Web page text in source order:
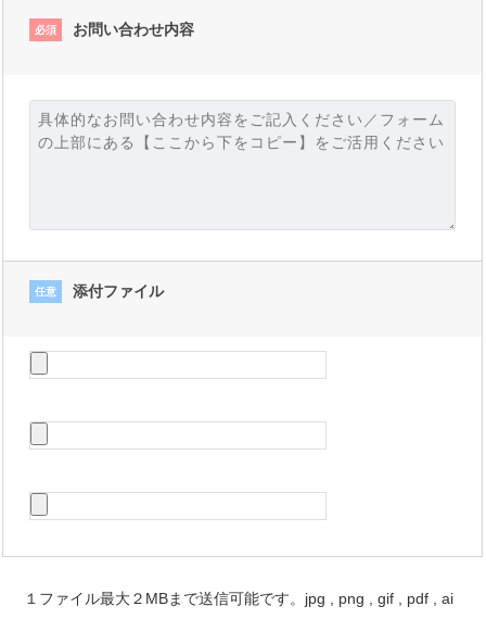
必須 お問い合わせ内容
任意 添付ファイル
１ファイル最大２MBまで送信可能です。jpg , png , gif , pdf , ai